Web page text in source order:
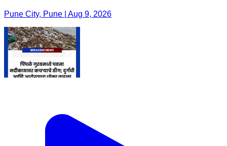
Pune City, Pune | Aug 9, 2026